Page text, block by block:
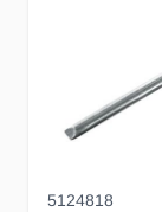
5124818